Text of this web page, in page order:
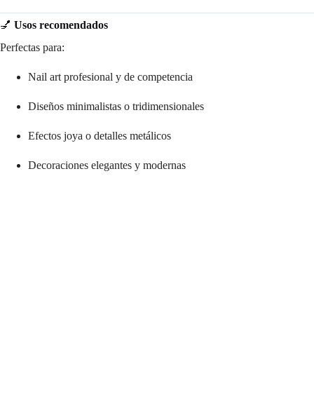
💅 Usos recomendados
Perfectas para:
Nail art profesional y de competencia
Diseños minimalistas o tridimensionales
Efectos joya o detalles metálicos
Decoraciones elegantes y modernas